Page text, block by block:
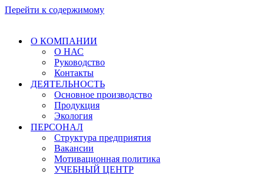
Перейти к содержимому
О КОМПАНИИ
О НАС
Руководство
Контакты
ДЕЯТЕЛЬНОСТЬ
Основное производство
Продукция
Экология
ПЕРСОНАЛ
Структура предприятия
Вакансии
Мотивационная политика
УЧЕБНЫЙ ЦЕНТР